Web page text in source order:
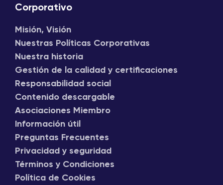
Corporativo
Misión, Visión
Nuestras Políticas Corporativas
Nuestra historia
Gestión de la calidad y certificaciones
Responsabilidad social
Contenido descargable
Asociaciones Miembro
Información útil
Preguntas Frecuentes
Privacidad y seguridad
Términos y Condiciones
Política de Cookies